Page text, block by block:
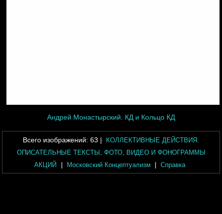
Андрей Монастырский. КД и Кольцо КД
Всего изображений: 63 |
КОЛЛЕКТИВНЫЕ ДЕЙСТВИЯ.
ОПИСАТЕЛЬНЫЕ ТЕКСТЫ, ФОТО, ВИДЕО И ФОНОГРАММЫ
АКЦИЙ
| Московский Концептуализм | Справка